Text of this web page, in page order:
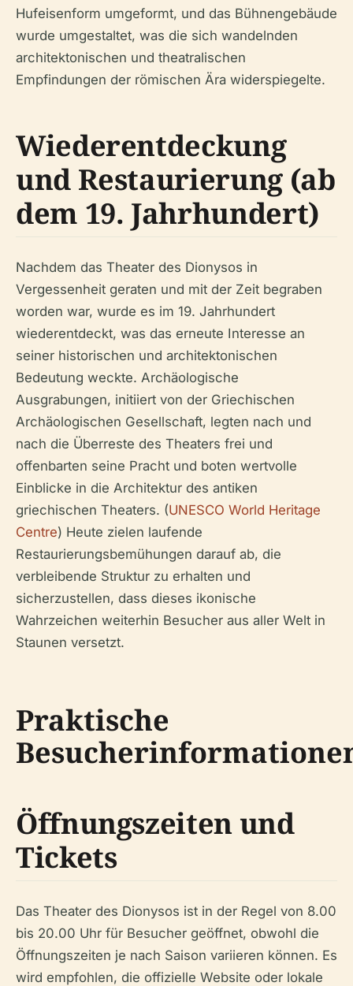
Hufeisenform umgeformt, und das Bühnengebäude
wurde umgestaltet, was die sich wandelnden
architektonischen und theatralischen
Empfindungen der römischen Ära widerspiegelte.
Wiederentdeckung
und Restaurierung (ab
dem 19. Jahrhundert)
Nachdem das Theater des Dionysos in
Vergessenheit geraten und mit der Zeit begraben
worden war, wurde es im 19. Jahrhundert
wiederentdeckt, was das erneute Interesse an
seiner historischen und architektonischen
Bedeutung weckte. Archäologische
Ausgrabungen, initiiert von der Griechischen
Archäologischen Gesellschaft, legten nach und
nach die Überreste des Theaters frei und
offenbarten seine Pracht und boten wertvolle
Einblicke in die Architektur des antiken
griechischen Theaters. (UNESCO World Heritage
Centre) Heute zielen laufende
Restaurierungsbemühungen darauf ab, die
verbleibende Struktur zu erhalten und
sicherzustellen, dass dieses ikonische
Wahrzeichen weiterhin Besucher aus aller Welt in
Staunen versetzt.
Praktische
Öffnungszeiten und
Tickets
Das Theater des Dionysos ist in der Regel von 8.00
bis 20.00 Uhr für Besucher geöffnet, obwohl die
Öffnungszeiten je nach Saison variieren können. Es
wird empfohlen, die offizielle Website oder lokale